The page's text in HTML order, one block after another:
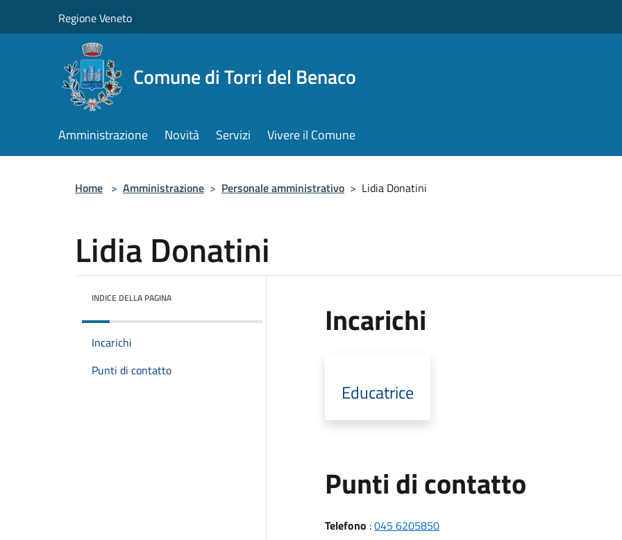
Regione Veneto
Comune di Torri del Benaco
Amministrazione Novità Servizi Vivere il Comune
Home > Amministrazione > Personale amministrativo > Lidia Donatini
Lidia Donatini
INDICE DELLA PAGINA
Incarichi
Punti di contatto
Incarichi
Educatrice
Punti di contatto
Telefono :045 6205850